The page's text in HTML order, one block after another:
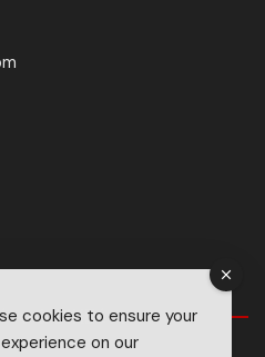
& BIKEéco
cookies to ensure your
on our